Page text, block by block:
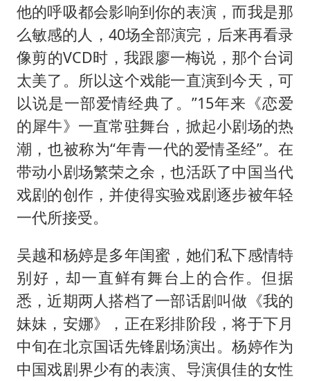
他的呼吸都会影响到你的表演，而我是那
么敏感的人，40场全部演完，后来再看录
像剪的VCD时，我跟廖一梅说，那个台词
太美了。所以这个戏能一直演到今天，可
以说是一部爱情经典了。”15年来《恋爱
的犀牛》一直常驻舞台，掀起小剧场的热
潮，也被称为“年青一代的爱情圣经”。在
带动小剧场繁荣之余，也活跃了中国当代
戏剧的创作，并使得实验戏剧逐步被年轻
一代所接受。
吴越和杨婷是多年闺蜜，她们私下感情特
别好，却一直鲜有舞台上的合作。但据
悉，近期两人搭档了一部话剧叫做《我的
妹妹，安娜》，正在彩排阶段，将于下月
中旬在北京国话先锋剧场演出。杨婷作为
中国戏剧界少有的表演、导演俱佳的女性